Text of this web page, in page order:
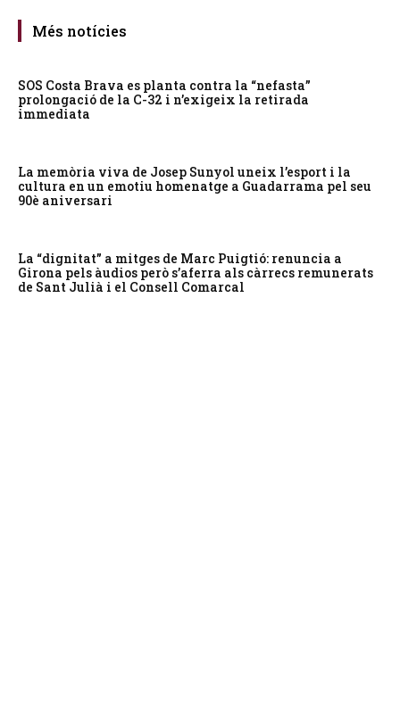
Més notícies
SOS Costa Brava es planta contra la “nefasta”
prolongació de la C-32 i n’exigeix la retirada
immediata
La memòria viva de Josep Sunyol uneix l’esport i la
cultura en un emotiu homenatge a Guadarrama pel seu
90è aniversari
La “dignitat” a mitges de Marc Puigtió: renuncia a
Girona pels àudios però s’aferra als càrrecs remunerats
de Sant Julià i el Consell Comarcal